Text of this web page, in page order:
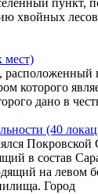
пункт,
хвойных
мест)
расположенный
которого
дано в
(40
Покровской
в состав
на левом
Город